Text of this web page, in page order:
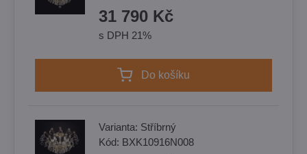
31 790 Kč
s DPH 21%
Do košíku
Varianta: Stříbrný
Kód: BXK10916N008